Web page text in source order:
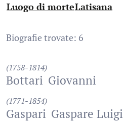
Luogo di morte
:Latisana
Biografie trovate: 6
(1758-1814)
Bottari Giovanni
(1771-1854)
Gaspari Gaspare Luigi